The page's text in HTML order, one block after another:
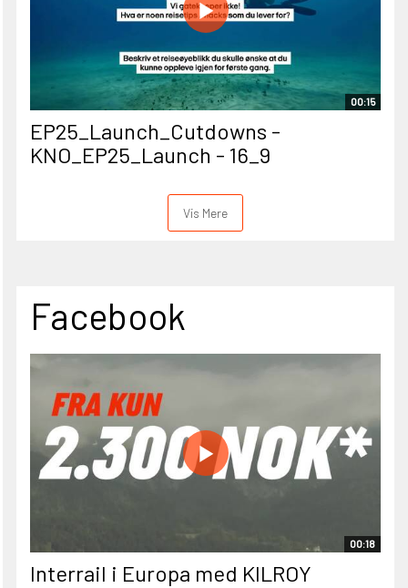
00:15
EP25_Launch_Cutdowns -
KNO_EP25_Launch - 16_9
Vis Mere
Facebook
00:18
Interrail i Europa med KILROY